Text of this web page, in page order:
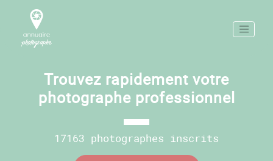
Trouvez rapidement votre
photographe professionnel
17163 photographes inscrits